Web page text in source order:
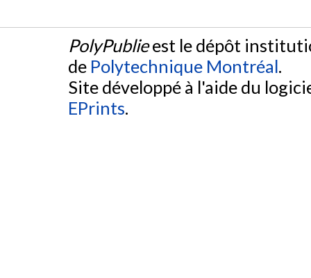
PolyPublieest le dépôt
de Polytechnique Montréal.
Site développé à l'aide du
EPrints.